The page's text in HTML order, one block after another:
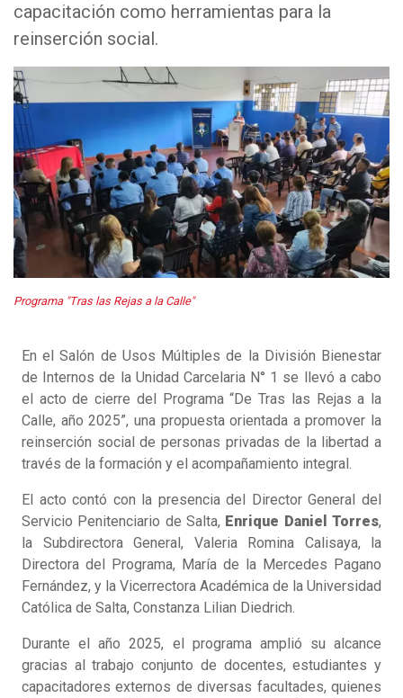
capacitación como herramientas para la
reinserción social.
Programa "Tras las Rejas a la Calle"
En el Salón de Usos Múltiples de la División Bienestar
de Internos de la Unidad Carcelaria N° 1 se llevó a cabo
el acto de cierre del Programa “De Tras las Rejas a la
Calle, año 2025”, una propuesta orientada a promover la
reinserción social de personas privadas de la libertad a
través de la formación y el acompañamiento integral.
El acto contó con la presencia del Director General del
Servicio Penitenciario de Salta, Enrique Daniel Torres,
la Subdirectora General, Valeria Romina Calisaya, la
Directora del Programa, María de la Mercedes Pagano
Fernández, y la Vicerrectora Académica de la Universidad
Católica de Salta, Constanza Lilian Diedrich.
Durante el año 2025, el programa amplió su alcance
gracias al trabajo conjunto de docentes, estudiantes y
capacitadores externos de diversas facultades, quienes